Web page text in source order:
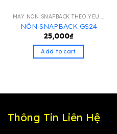
MAY NÓN SNAPBACK THEO YÊU CẦU
NÓN SNAPBACK GS24
25,000₫
Add to cart
Thông Tin Liên Hệ